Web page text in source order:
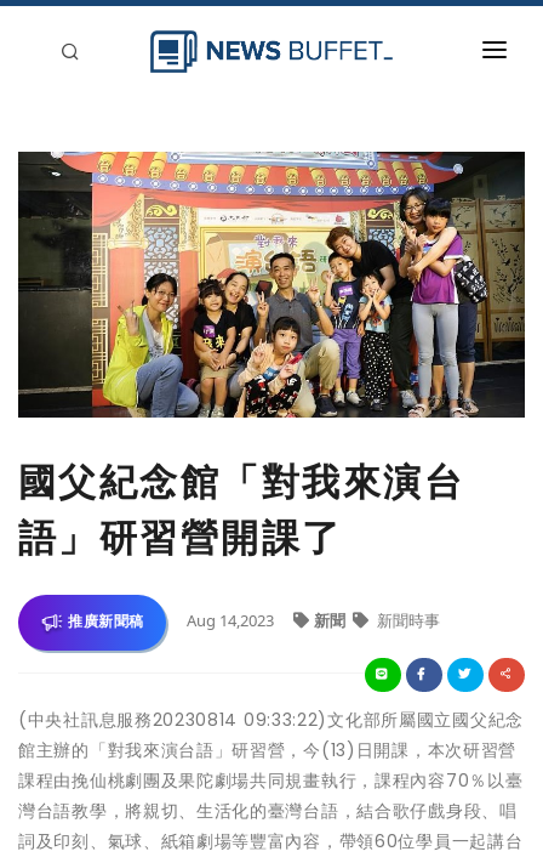
新聞稿分類
登入
刊登
國父紀念館「對我來演台
語」研習營開課了
推廣新聞稿 Aug 14,2023 新聞 新聞時事
(中央社訊息服務20230814 09:33:22)文化部所屬國立國父紀念
館主辦的「對我來演台語」研習營，今(13)日開課，本次研習營
課程由挽仙桃劇團及果陀劇場共同規畫執行，課程內容70％以臺
灣台語教學，將親切、生活化的臺灣台語，結合歌仔戲身段、唱
詞及印刻、氣球、紙箱劇場等豐富內容，帶領60位學員一起講台